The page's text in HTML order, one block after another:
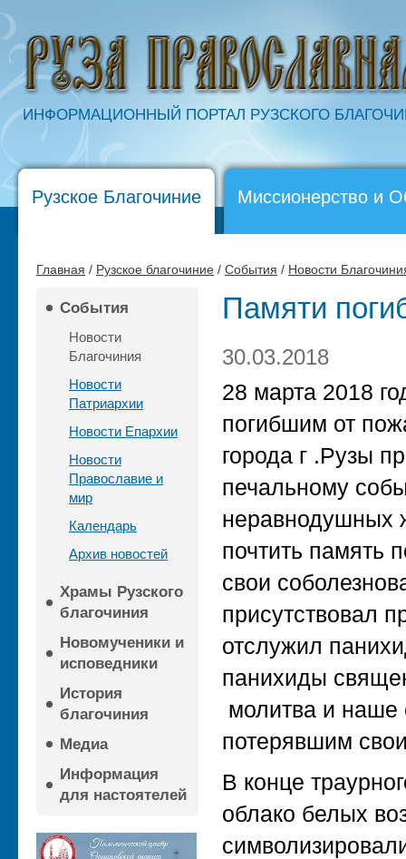
ИНФОРМАЦИОННЫЙ ПОРТАЛ РУЗСКОГО
Рузское Благочиние Миссионерство и
Главная / Рузское благочиние / События / Новости
События
Новости
Благочиния
Новости
Патриархии
Новости Епархии
Новости
Православие и
мир
Календарь
Архив новостей
Храмы Рузского
благочиния
Новомученики и
исповедники
История
благочиния
Медиа
Информация
для настоятелей
Памяти
30.03.2018
28 марта 2018
погибшим от
города г .Рузы
печальному
неравнодушных
почтить память
свои
присутствовал
отслужил
панихиды
молитва и
потерявшим
В конце
облако белых